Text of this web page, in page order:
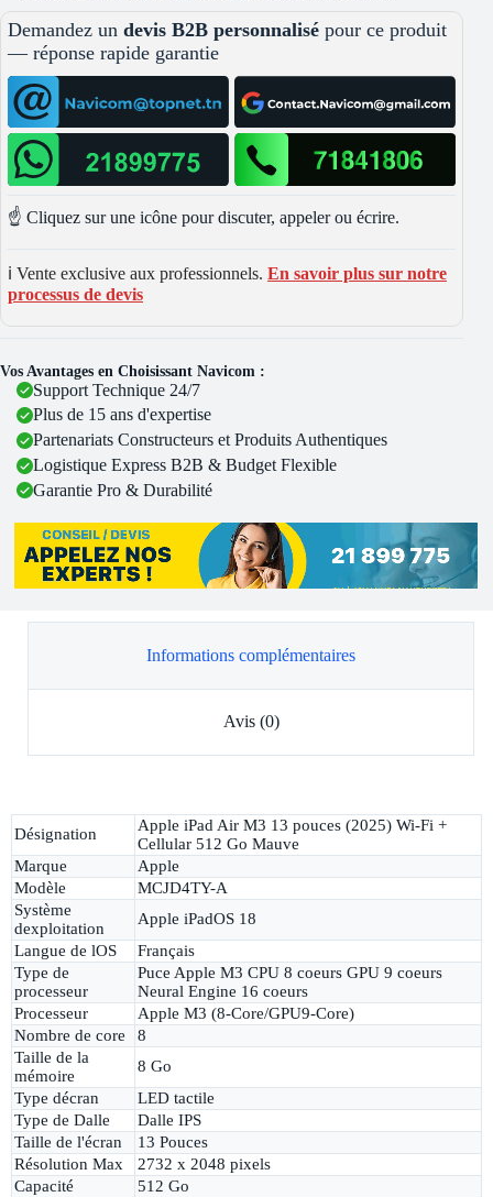
Demandez un devis B2B personnalisé pour ce produit
— réponse rapide garantie
☝️ Cliquez sur une icône pour discuter, appeler ou écrire.
ℹ️ Vente exclusive aux professionnels. En savoir plus sur notre
processus de devis
Vos Avantages en Choisissant Navicom :
Support Technique 24/7
Plus de 15 ans d'expertise
Partenariats Constructeurs et Produits Authentiques
Logistique Express B2B & Budget Flexible
Garantie Pro & Durabilité
Informations complémentaires
Avis (0)
Désignation
Apple iPad Air M3 13 pouces (2025) Wi-Fi +
Cellular 512 Go Mauve
Marque
Apple
Modèle
MCJD4TY-A
Système
dexploitation
Apple iPadOS 18
Langue de lOS
Français
Type de
processeur
Puce Apple M3 CPU 8 coeurs GPU 9 coeurs
Neural Engine 16 coeurs
Processeur
Apple M3 (8-Core/GPU9-Core)
Nombre de core
8
Taille de la
mémoire
8 Go
Type décran
LED tactile
Type de Dalle
Dalle IPS
Taille de l'écran
13 Pouces
Résolution Max
2732 x 2048 pixels
Capacité
512 Go